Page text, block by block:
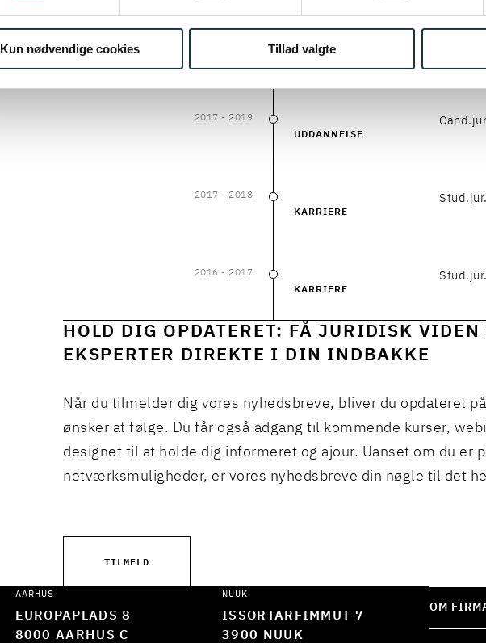
Kun nødvendige cookies Tillad valgte Poul
2017 - 2019
UDDANNELSE
2017 - 2018
KARRIERE
2016 - 2017
KARRIERE
HOLD DIG OPDATERET: FÅ JURIDISK
EKSPERTER DIREKTE I DIN INDBAKKE
Når du tilmelder dig vores nyhedsbreve, bliver du opdateret
ønsker at følge. Du får også adgang til kommende kurser,
designet til at holde dig informeret og ajour. Uanset om du er
netværksmuligheder, er vores nyhedsbreve din nøgle til det
TILMELD
AARHUS
EUROPAPLADS 8
8000 AARHUS C
NUUK
ISSORTARFIMMUT 7
3900 NUUK
OM